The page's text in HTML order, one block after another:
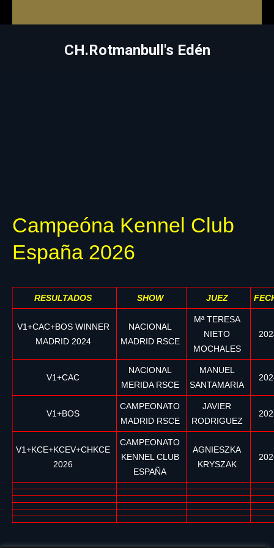
CH.Rotmanbull's Edén
Campeóna Kennel Club
España 2026
RESULTADOS SHOW JUEZ
V1+CAC+BOS WINNER
MADRID 2024
NACIONAL
MADRID RSCE
Mª TERESA
NIETO
MOCHALES
V1+CAC
NACIONAL
MERIDA RSCE
MANUEL
SANTAMARIA
V1+BOS
CAMPEONATO
MADRID RSCE
JAVIER
RODRIGUEZ
V1+KCE+KCEV+CHKCE
2026
CAMPEONATO
KENNEL CLUB
ESPAÑA
AGNIESZKA
KRYSZAK